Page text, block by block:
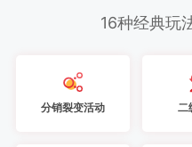
16种经典玩
分销裂变活动 二